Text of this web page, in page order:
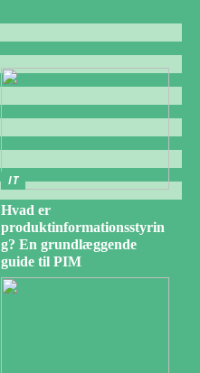
IT
Hvad er
produktinformationsstyrin
g? En grundlæggende
guide til PIM